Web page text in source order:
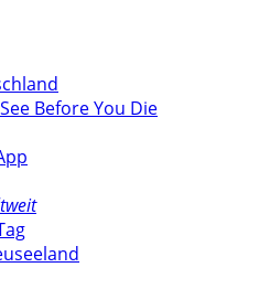
Before You Die